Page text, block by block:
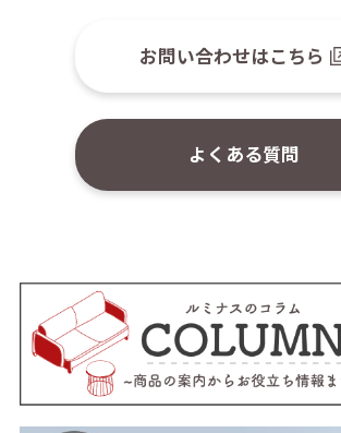
お問い合わせはこちら
よくある質問